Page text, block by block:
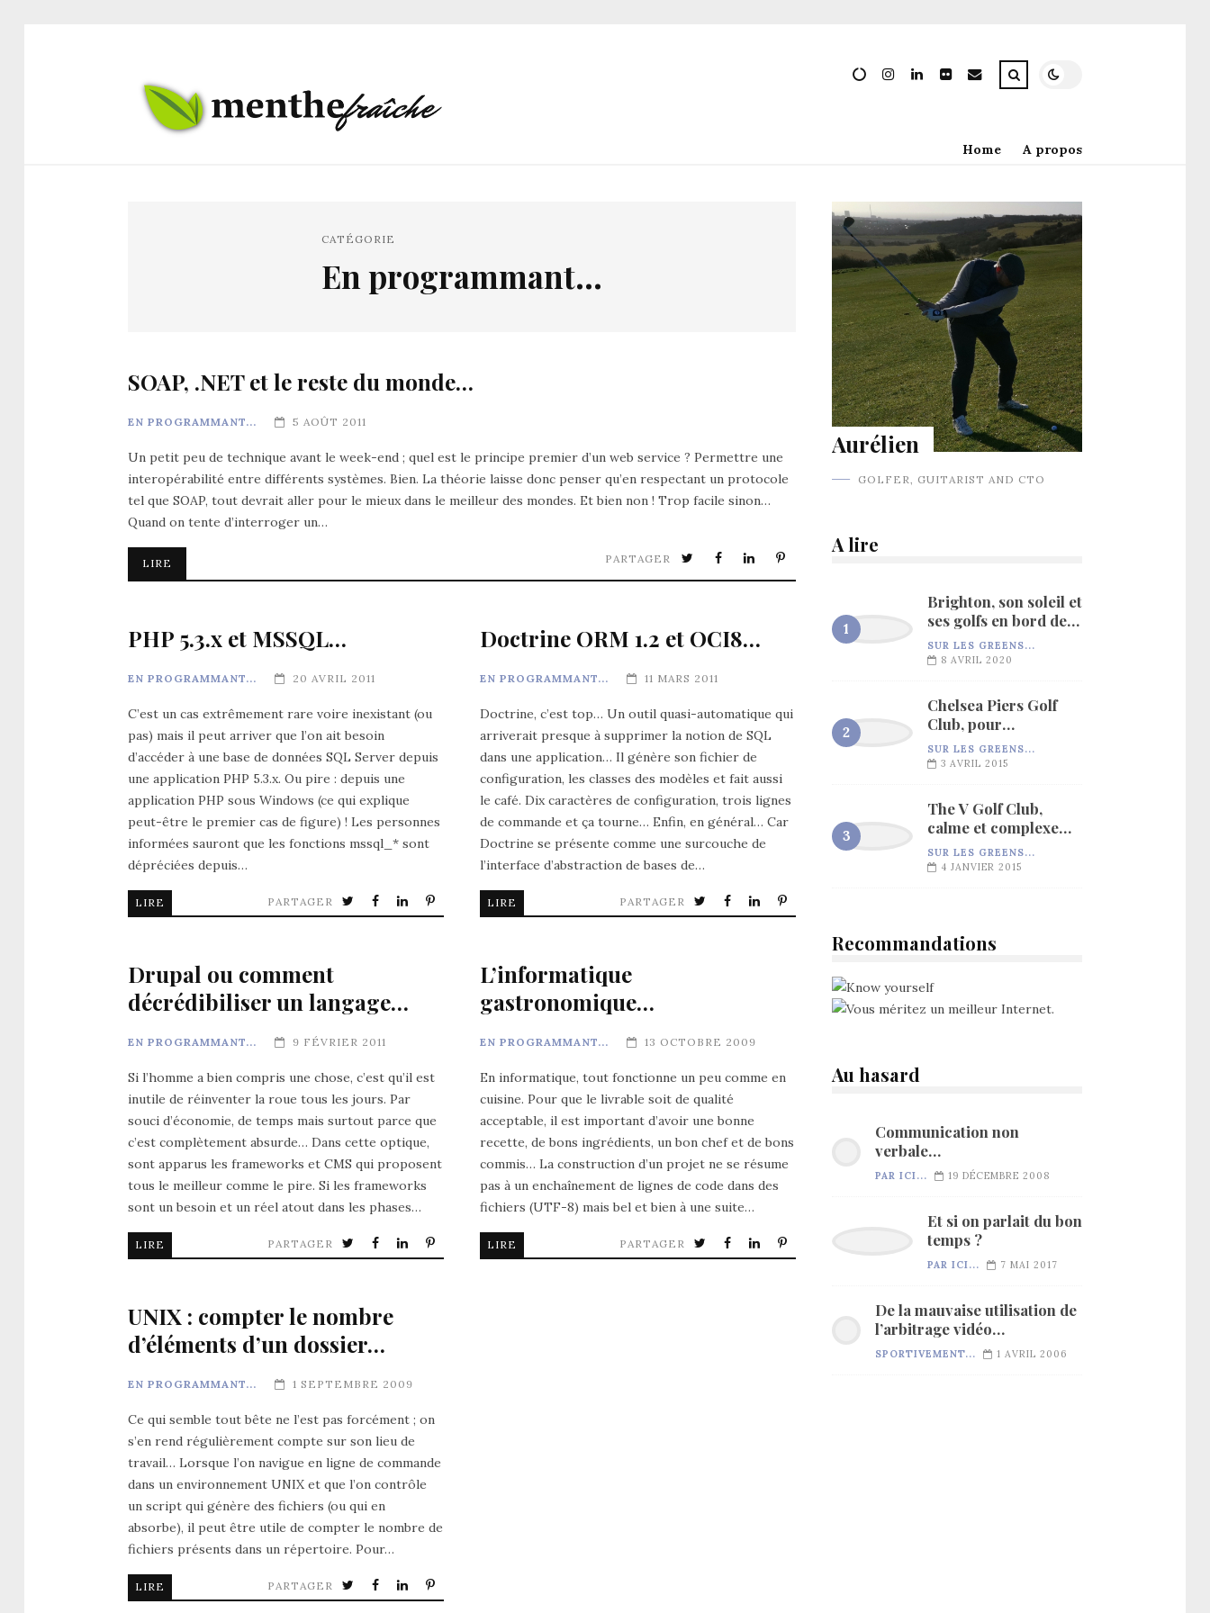
Home A propos
CATÉGORIE
En programmant…
SOAP, .NET et le reste du monde…
EN PROGRAMMANT... 5 AOÛT 2011
Un petit peu de technique avant le week-end ; quel est le principe premier d’un web service ? Permettre une
interopérabilité entre différents systèmes. Bien. La théorie laisse donc penser qu’en respectant un protocole
tel que SOAP, tout devrait aller pour le mieux dans le meilleur des mondes. Et bien non ! Trop facile sinon…
Quand on tente d’interroger un…
LIRE PARTAGER
PHP 5.3.x et MSSQL…
EN PROGRAMMANT... 20 AVRIL 2011
C’est un cas extrêmement rare voire inexistant (ou
pas) mais il peut arriver que l’on ait besoin
d’accéder à une base de données SQL Server depuis
une application PHP 5.3.x. Ou pire : depuis une
application PHP sous Windows (ce qui explique
peut-être le premier cas de figure) ! Les personnes
informées sauront que les fonctions mssql_* sont
dépréciées depuis…
LIRE PARTAGER
Doctrine ORM 1.2 et OCI8…
EN PROGRAMMANT... 11 MARS 2011
Doctrine, c’est top… Un outil quasi-automatique qui
arriverait presque à supprimer la notion de SQL
dans une application… Il génère son fichier de
configuration, les classes des modèles et fait aussi
le café. Dix caractères de configuration, trois lignes
de commande et ça tourne… Enfin, en général… Car
Doctrine se présente comme une surcouche de
l’interface d’abstraction de bases de…
LIRE PARTAGER
Drupal ou comment
décrédibiliser un langage…
EN PROGRAMMANT... 9 FÉVRIER 2011
Si l’homme a bien compris une chose, c’est qu’il est
inutile de réinventer la roue tous les jours. Par
souci d’économie, de temps mais surtout parce que
c’est complètement absurde… Dans cette optique,
sont apparus les frameworks et CMS qui proposent
tous le meilleur comme le pire. Si les frameworks
sont un besoin et un réel atout dans les phases…
LIRE PARTAGER
L’informatique
gastronomique…
EN PROGRAMMANT... 13 OCTOBRE 2009
En informatique, tout fonctionne un peu comme en
cuisine. Pour que le livrable soit de qualité
acceptable, il est important d’avoir une bonne
recette, de bons ingrédients, un bon chef et de bons
commis… La construction d’un projet ne se résume
pas à un enchaînement de lignes de code dans des
fichiers (UTF-8) mais bel et bien à une suite…
LIRE PARTAGER
UNIX : compter le nombre
d’éléments d’un dossier…
EN PROGRAMMANT... 1 SEPTEMBRE 2009
Ce qui semble tout bête ne l’est pas forcément ; on
s’en rend régulièrement compte sur son lieu de
travail… Lorsque l’on navigue en ligne de commande
dans un environnement UNIX et que l’on contrôle
un script qui génère des fichiers (ou qui en
absorbe), il peut être utile de compter le nombre de
fichiers présents dans un répertoire. Pour…
LIRE PARTAGER
Aurélien
GOLFER, GUITARIST AND CTO
A lire
Brighton, son soleil et
ses golfs en bord de
mer…
SUR LES GREENS...
8 AVRIL 2020
Chelsea Piers Golf
Club, pour
l’entraînement…
SUR LES GREENS...
3 AVRIL 2015
The V Golf Club,
calme et complexe…
SUR LES GREENS...
4 JANVIER 2015
Recommandations
Au hasard
Communication non
verbale…
PAR ICI... 19 DÉCEMBRE 2008
Et si on parlait du bon
temps ?
PAR ICI... 7 MAI 2017
De la mauvaise utilisation de
l’arbitrage vidéo…
SPORTIVEMENT... 1 AVRIL 2006